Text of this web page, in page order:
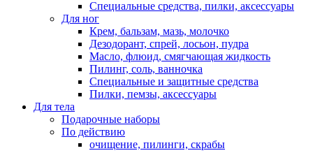
Специальные средства, пилки, аксессуары
Для ног
Крем, бальзам, мазь, молочко
Дезодорант, спрей, лосьон, пудра
Масло, флюид, смягчающая жидкость
Пилинг, соль, ванночка
Специальные и защитные средства
Пилки, пемзы, аксессуары
Для тела
Подарочные наборы
По действию
очищение, пилинги, скрабы